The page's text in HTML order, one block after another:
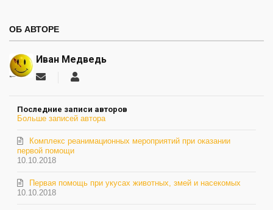
ОБ АВТОРЕ
Иван Медведь
Подписаться
автора
Иван
Последние записи авторов
Больше записей автора
10.10.2018
Комплекс реанимационных мероприятий при оказании
первой помощи
10.10.2018
Первая помощь при укусах животных, змей и насекомых